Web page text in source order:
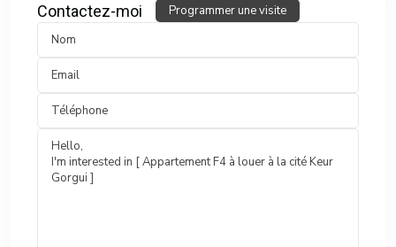
Contactez-moi Programmer une visite